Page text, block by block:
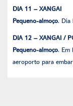
DIA 11 – XANGAI
Pequeno-almoço. Dia
DIA 12 – XANGAI /
Pequeno-almoço. Em
aeroporto para